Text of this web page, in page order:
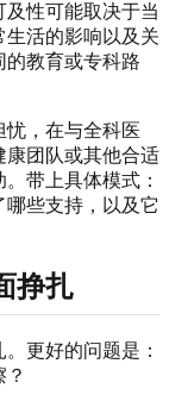
性可能取决于当
活的影响以及关
的教育或专科路
忧，在与全科医
康团队或其他合适
带上具体模式：
些支持，以及它
挣扎
更好的问题是：